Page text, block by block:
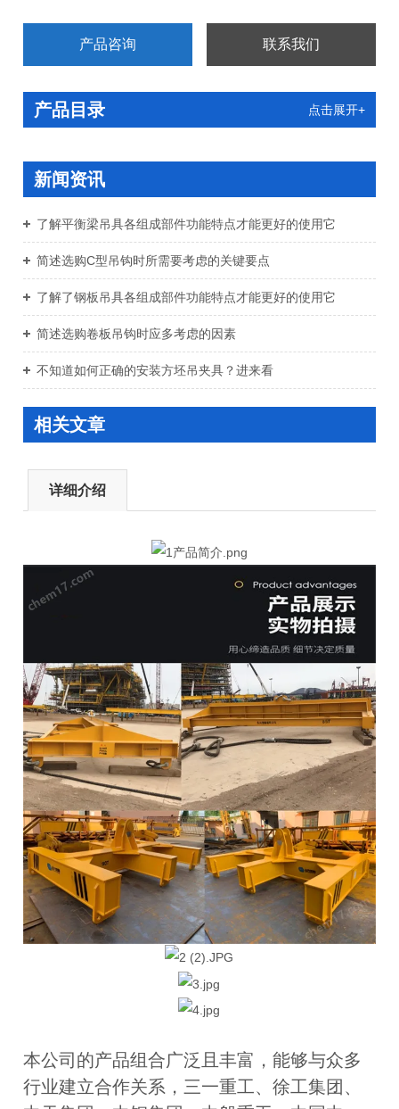
产品咨询 联系我们
产品目录 点击展开+
新闻资讯
了解平衡梁吊具各组成部件功能特点才能更好的使用它
简述选购C型吊钩时所需要考虑的关键要点
了解了钢板吊具各组成部件功能特点才能更好的使用它
简述选购卷板吊钩时应多考虑的因素
不知道如何正确的安装方坯吊夹具？进来看
相关文章
详细介绍
本公司的产品组合广泛且丰富，能够与众多
行业建立合作关系，三一重工、徐工集团、